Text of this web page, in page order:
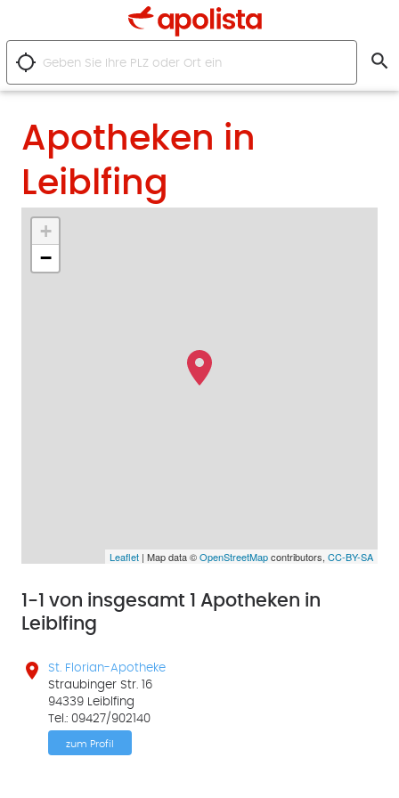
location_searching search
Apotheken in
Leiblfing
+
−
Leaflet | Map data ©OpenStreetMapcontributors,CC-BY-SA
1-1 von insgesamt 1 Apotheken in
Leiblfing

St. Florian-Apotheke
Straubinger Str. 16
94339 Leiblfing
Tel.: 09427/902140
zum Profil